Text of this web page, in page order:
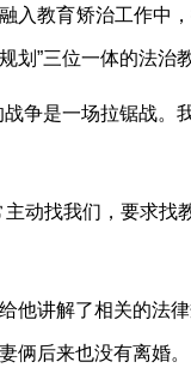
入教育矫治工作中
”三位一体的法治教
战争是一场拉锯战。
主动找我们，要求
他讲解了相关的法
俩后来也没有离婚。